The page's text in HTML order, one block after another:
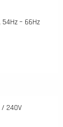
54Hz – 66Hz
240V